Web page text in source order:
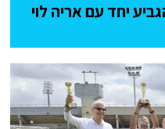
יחד עם אריה לוי